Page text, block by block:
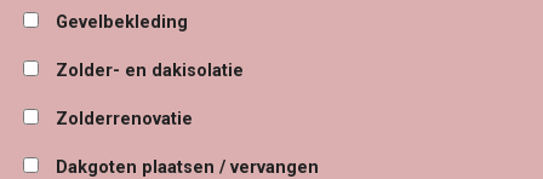
Gevelbekleding
Zolder- en dakisolatie
Zolderrenovatie
Dakgoten plaatsen / vervangen